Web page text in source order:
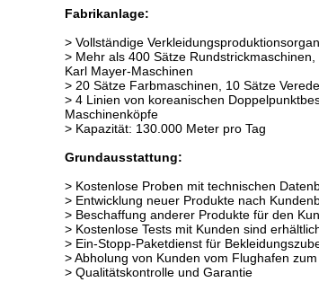
Fabrikanlage:
> Vollständige
> Mehr als 400 Sätze
Karl Mayer-Maschinen
> 20 Sätze Farbmaschinen, 10 Sätze
> 4 Linien von koreanischen
Maschinenköpfe
> Kapazität: 130.000 Meter pro Tag
Grundausstattung:
> Kostenlose Proben mit technischen
> Entwicklung neuer Produkte nach
> Beschaffung anderer Produkte für den
> Kostenlose Tests mit Kunden sind
> Ein-Stopp-Paketdienst für
> Abholung von Kunden vom Flughafen
> Qualitätskontrolle und Garantie